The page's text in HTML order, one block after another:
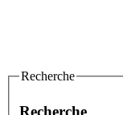
Recherche
Recherche